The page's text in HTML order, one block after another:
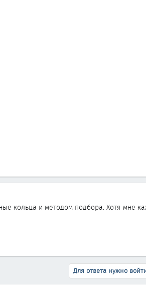
кольца и методом подбора. Хотя мне
Для ответа нужно